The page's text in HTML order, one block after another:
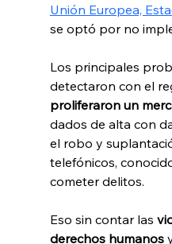
Unión Europea,
se optó por no
Los principales
detectaron con el
proliferaron un
dados de alta con
el robo y
telefónicos,
cometer delitos.
Eso sin contar las
derechos humanos